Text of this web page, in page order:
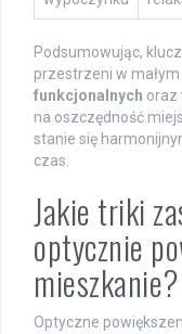
Podsumowując,
przestrzeni w
funkcjonalnych oraz
na oszczędność
stanie się
czas.
Jakie triki
optycznie
mieszkanie?
Optyczne